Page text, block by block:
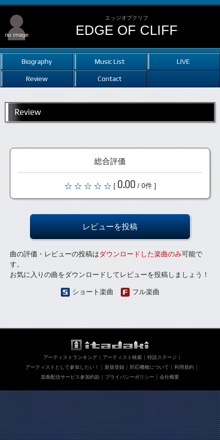
エッジオブクリフ
EDGE OF CLIFF
Biography Music List LIVE
Review Contact
Review
総合評価
[ 0.00 / 0件 ]
レビューを投稿
曲の評価・レビューの投稿はダウンロードした楽曲のみ可能で
す。
お気に入りの曲をダウンロードしてレビューを投稿しましょう！
ショート楽曲 フル楽曲
アーティストランキング アーティスト検索
特設ステージ
アーティストとして参加したい！
新規登録 対応機種について
利用規約
楽曲配信サービス参加約款
プライバシーポリシー 会社概要